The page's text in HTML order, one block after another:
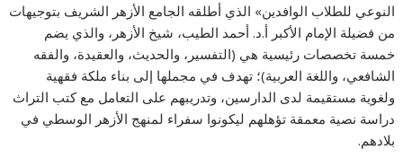
النوعي للطلاب الوافدين» الذي أطلقه الجامع الأزهر الشريف بتوجيهات
من فضيلة الإمام الأكبر أ.د. أحمد الطيب، شيخ الأزهر، والذي يضم
خمسة تخصصات رئيسية هي (التفسير، والحديث، والعقيدة، والفقه
الشافعي، واللغة العربية)؛ تهدف في مجملها إلى بناء ملكة فقهية
ولغوية مستقيمة لدى الدارسين، وتدريبهم على التعامل مع كتب التراث
دراسة نصية معمقة تؤهلهم ليكونوا سفراء لمنهج الأزهر الوسطي في
بلادهم.